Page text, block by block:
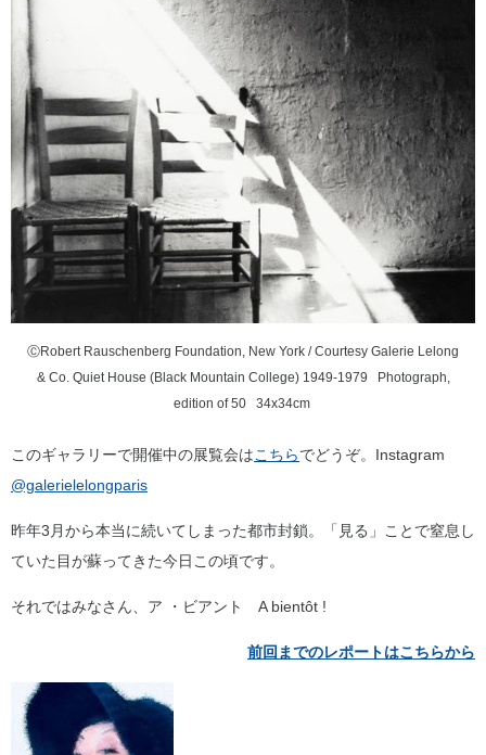
ⒸRobert Rauschenberg Foundation, New York / Courtesy Galerie Lelong
& Co. Quiet House (Black Mountain College) 1949-1979 Photograph,
edition of 50 34x34cm
このギャラリーで開催中の展覧会はこちらでどうぞ。Instagram
@galerielelongparis
昨年3月から本当に続いてしまった都市封鎖。「見る」ことで窒息し
ていた目が蘇ってきた今日この頃です。
それではみなさん、ア ・ビアント A bientôt !
前回までのレポートはこちらから